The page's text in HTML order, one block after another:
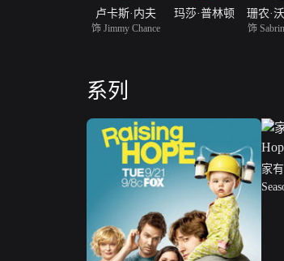
卢卡斯·内夫
饰 Jimmy Chance
玛莎·普林顿 珊农·
饰
系列
家